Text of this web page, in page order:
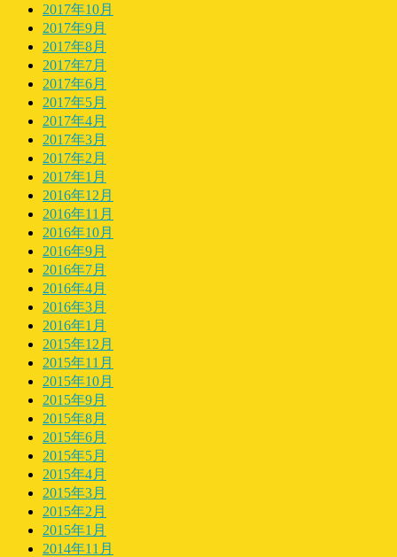
2017年10月
2017年9月
2017年8月
2017年7月
2017年6月
2017年5月
2017年4月
2017年3月
2017年2月
2017年1月
2016年12月
2016年11月
2016年10月
2016年9月
2016年7月
2016年4月
2016年3月
2016年1月
2015年12月
2015年11月
2015年10月
2015年9月
2015年8月
2015年6月
2015年5月
2015年4月
2015年3月
2015年2月
2015年1月
2014年11月